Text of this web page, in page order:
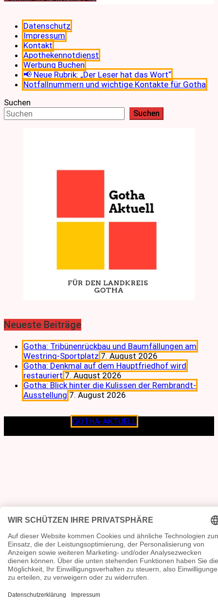
Datenschutz
Impressum
Kontakt
Apothekennotdienst
Werbung Buchen
📢 Neue Rubrik: „Der Leser hat das Wort“
Notfallnummern und wichtige Kontakte für Gotha
Suchen
Suchen
Neueste Beiträge
Gotha: Tribünenrückbau und Baumfällungen am
Westring-Sportplatz 7. August 2026
Gotha: Denkmal auf dem Hauptfriedhof wird
restauriert 7. August 2026
Gotha: Blick hinter die Kulissen der Rembrandt-
Ausstellung 7. August 2026
GOTHA-AKTUELL
Lokalen verpflichtet.